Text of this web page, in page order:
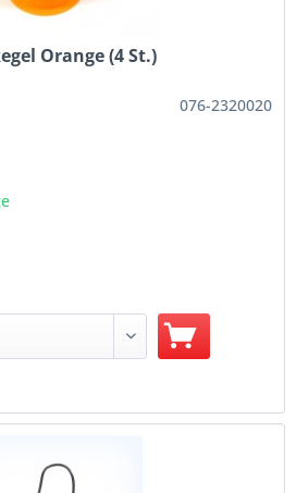
Orange (4 St.)
076-2320020